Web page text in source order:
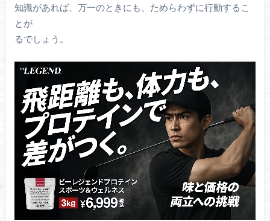
知識があれば、万一のときにも、ためらわずに行動するこ
とが
るでしょう。